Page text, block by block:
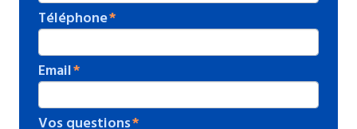
Téléphone
Email
Vos questions